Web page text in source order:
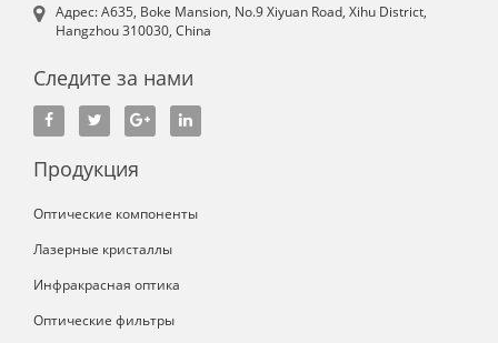
Aдрес: A635, Boke Mansion, No.9 Xiyuan Road, Xihu District,
Hangzhou 310030, China
Следите за нами
Продукция
Оптические компоненты
Лазерные кристаллы
Инфракрасная оптика
Оптические фильтры